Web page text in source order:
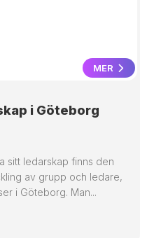
MER
i Göteborg
sitt ledarskap finns den
av grupp och ledare,
i Göteborg. Man...